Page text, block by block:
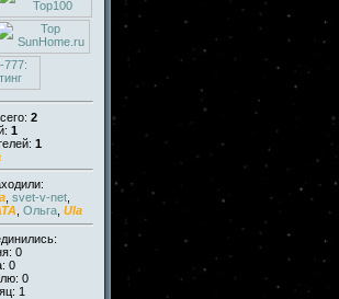
2
1
1
, svet-v-net,
Ольга Ula
0
0
0
1